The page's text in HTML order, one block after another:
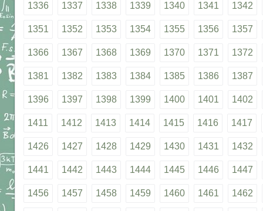
1336 1337 1338 1339 1340 1341 1342
1351 1352 1353 1354 1355 1356 1357
1366 1367 1368 1369 1370 1371 1372
1381 1382 1383 1384 1385 1386 1387
1396 1397 1398 1399 1400 1401 1402
1411 1412 1413 1414 1415 1416 1417
1426 1427 1428 1429 1430 1431 1432
1441 1442 1443 1444 1445 1446 1447
1456 1457 1458 1459 1460 1461 1462